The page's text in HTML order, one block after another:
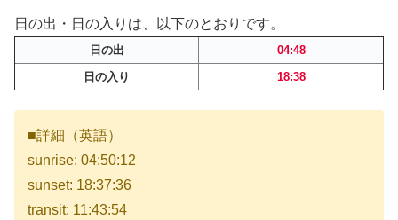
日の出・日の入りは、以下のとおりです。
日の出
04:48
日の入り
18:38
■詳細（英語）
sunrise: 04:50:12
sunset: 18:37:36
transit: 11:43:54